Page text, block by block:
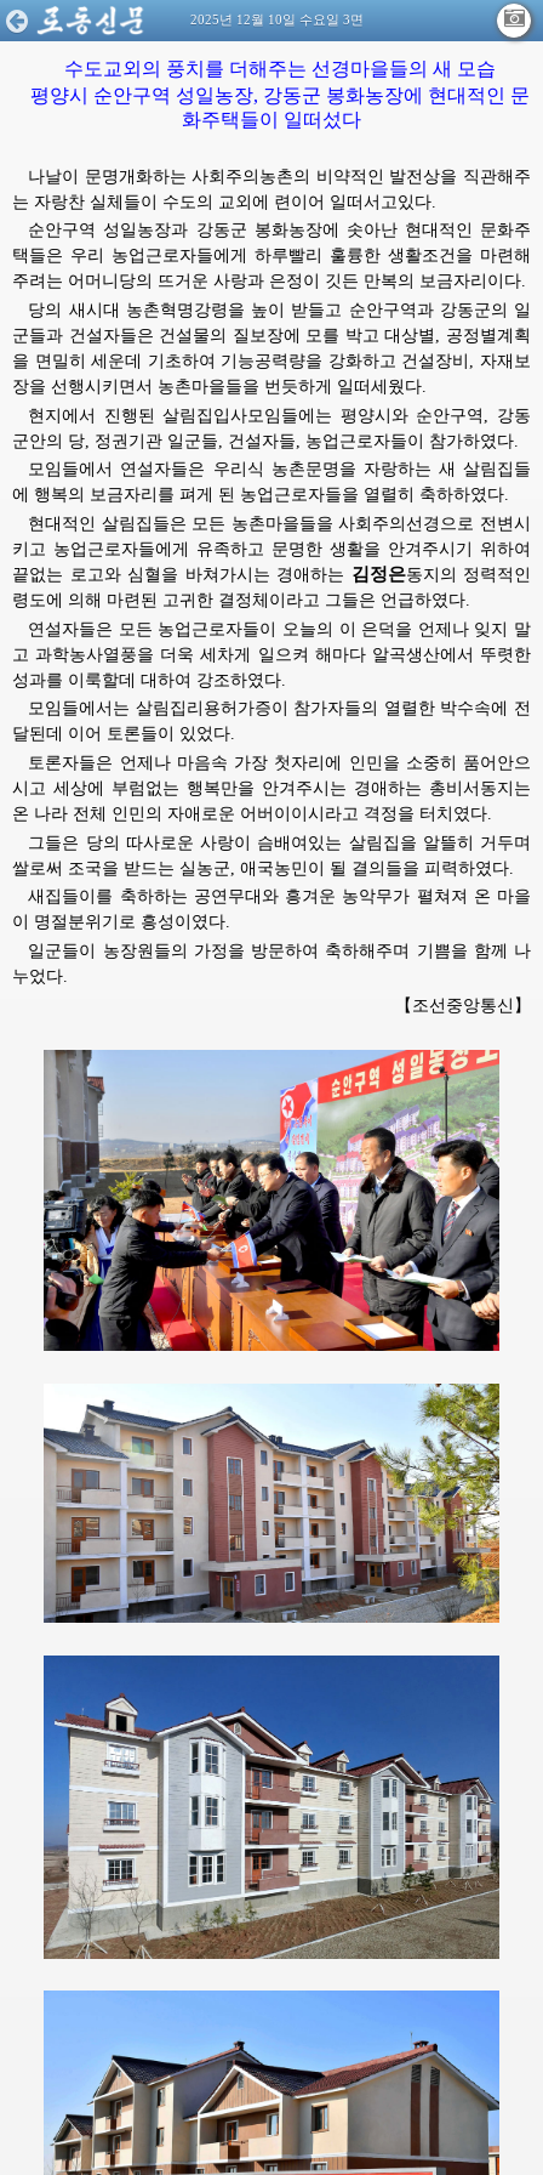
2025년 12월 10일 수요일 3면
수도교외의 풍치를 더해주는 선경마을들의 새 모습
평양시 순안구역 성일농장, 강동군 봉화농장에 현대적인 문
화주택들이 일떠섰다
나날이 문명개화하는 사회주의농촌의 비약적인 발전상을 직관해주
는 자랑찬 실체들이 수도의 교외에 련이어 일떠서고있다.
순안구역 성일농장과 강동군 봉화농장에 솟아난 현대적인 문화주
택들은 우리 농업근로자들에게 하루빨리 훌륭한 생활조건을 마련해
주려는 어머니당의 뜨거운 사랑과 은정이 깃든 만복의 보금자리이다.
당의 새시대 농촌혁명강령을 높이 받들고 순안구역과 강동군의 일
군들과 건설자들은 건설물의 질보장에 모를 박고 대상별, 공정별계획
을 면밀히 세운데 기초하여 기능공력량을 강화하고 건설장비, 자재보
장을 선행시키면서 농촌마을들을 번듯하게 일떠세웠다.
현지에서 진행된 살림집입사모임들에는 평양시와 순안구역, 강동
군안의 당, 정권기관 일군들, 건설자들, 농업근로자들이 참가하였다.
모임들에서 연설자들은 우리식 농촌문명을 자랑하는 새 살림집들
에 행복의 보금자리를 펴게 된 농업근로자들을 열렬히 축하하였다.
현대적인 살림집들은 모든 농촌마을들을 사회주의선경으로 전변시
키고 농업근로자들에게 유족하고 문명한 생활을 안겨주시기 위하여
끝없는 로고와 심혈을 바쳐가시는 경애하는 김정은동지의
정력적인
령도에 의해 마련된 고귀한 결정체이라고 그들은 언급하였다.
연설자들은 모든 농업근로자들이 오늘의 이 은덕을 언제나 잊지 말
고 과학농사열풍을 더욱 세차게 일으켜 해마다 알곡생산에서 뚜렷한
성과를 이룩할데 대하여 강조하였다.
모임들에서는 살림집리용허가증이 참가자들의 열렬한 박수속에 전
달된데 이어 토론들이 있었다.
토론자들은 언제나 마음속 가장 첫자리에 인민을 소중히 품어안으
시고 세상에 부럼없는 행복만을 안겨주시는 경애하는 총비서동지는
온 나라 전체 인민의 자애로운 어버이이시라고 격정을 터치였다.
그들은 당의 따사로운 사랑이 슴배여있는 살림집을 알뜰히 거두며
쌀로써 조국을 받드는 실농군, 애국농민이 될 결의들을 피력하였다.
새집들이를 축하하는 공연무대와 흥겨운 농악무가 펼쳐져 온 마을
이 명절분위기로 흥성이였다.
일군들이 농장원들의 가정을 방문하여 축하해주며 기쁨을 함께 나
누었다.
【조선중앙통신】